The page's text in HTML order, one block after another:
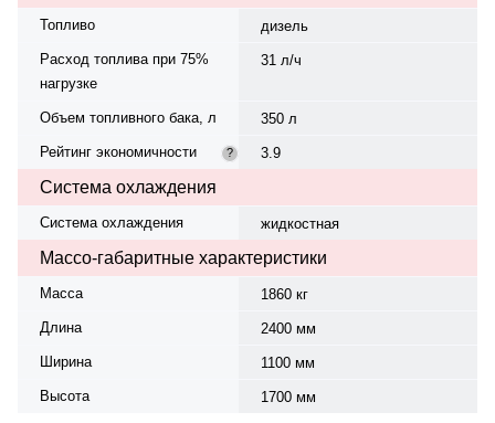
Топливо
дизель
Расход топлива при 75%
нагрузке
31 л/ч
Объем топливного бака, л
350 л
Рейтинг экономичности
? 3.9
Система охлаждения
Система охлаждения жидкостная
Массо-габаритные характеристики
Масса
1860 кг
Длина
2400 мм
Ширина
1100 мм
Высота
1700 мм